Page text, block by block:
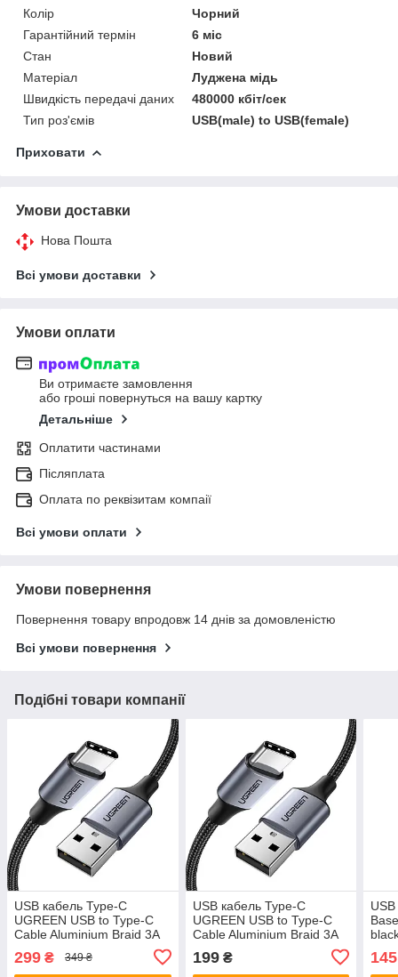
Колір
Чорний
Гарантійний термін
6 міс
Стан
Новий
Матеріал
Луджена мідь
Швидкість передачі даних
480000 кбіт/сек
Тип роз'ємів
USB(male) to USB(female)
Приховати
Умови доставки
Нова Пошта
Всі умови доставки
Умови оплати
Ви отримаєте замовлення
або гроші повернуться на вашу картку
Детальніше
Оплатити частинами
Післяплата
Оплата по реквізитам компаії
Всі умови оплати
Умови повернення
Повернення товару впродовж 14 днів за домовленістю
Всі умови повернення
Подібні товари компанії
USB кабель Type-C
UGREEN USB to Type-C
Cable Aluminium Braid 3A
299 ₴ 349 ₴
USB кабель Type-C
UGREEN USB to Type-C
Cable Aluminium Braid 3A
199₴ 145